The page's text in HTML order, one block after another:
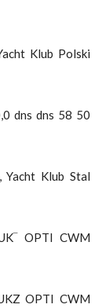
Klub Polski
dns dns 58 50
Yacht Klub Stal
OPTI CWM
OPTI CWM